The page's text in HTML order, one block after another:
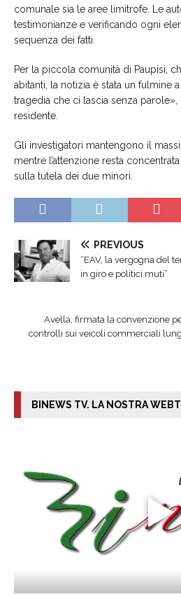
comunale sia le aree limitrofe. Le
testimonianze e verificando ogni
sequenza dei fatti.
Per la piccola comunità di Paupisi,
abitanti, la notizia è stata un fulmine
tragedia che ci lascia senza
residente.
Gli investigatori mantengono il
mentre l’attenzione resta
sulla tutela dei due minori.
PREVIOUS
“EAV, la vergogna del
in giro e politici muti”
Avella, firmata la convenzione
controlli sui veicoli commerciali
BINEWS TV. LA NOSTRA